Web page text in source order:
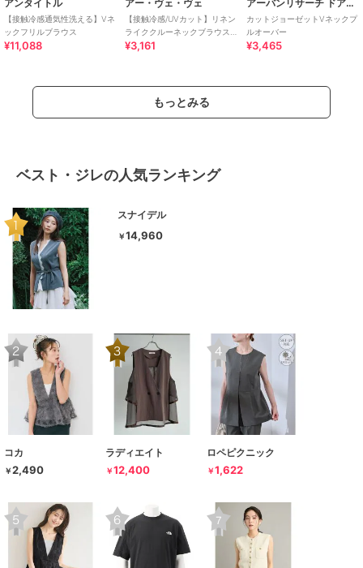
アンタイトル
【接触冷感通気性洗える】Vネ
ックフリルブラウス
¥11,088
アー・ヴェ・ヴェ
【接触冷感/UVカット】リネン
ライククルーネックブラウス
【セットアップ対応/アンチピ
¥3,161
アーバンリサーチ ドアーズ
カットジョーゼットVネックプ
ルオーバー
¥3,465
もっとみる
ベスト・ジレの人気ランキング
スナイデル
￥14,960
コカ
￥2,490
ラディエイト
￥12,400
ロペピクニック
￥1,622